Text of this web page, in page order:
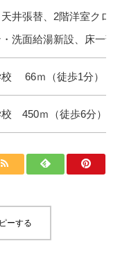
井張替、2階洋室クロ
洗面給湯新設、床一
66ｍ（徒歩1分）
450ｍ（徒歩6分）
ーする